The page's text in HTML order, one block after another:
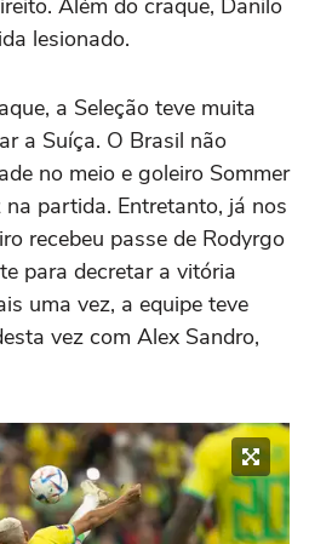
Além do craque, Danilo
lesionado.
a Seleção teve muita
a Suíça. O Brasil não
no meio e goleiro Sommer
partida. Entretanto, já nos
recebeu passe de Rodyrgo
para decretar a vitória
uma vez, a equipe teve
vez com Alex Sandro,